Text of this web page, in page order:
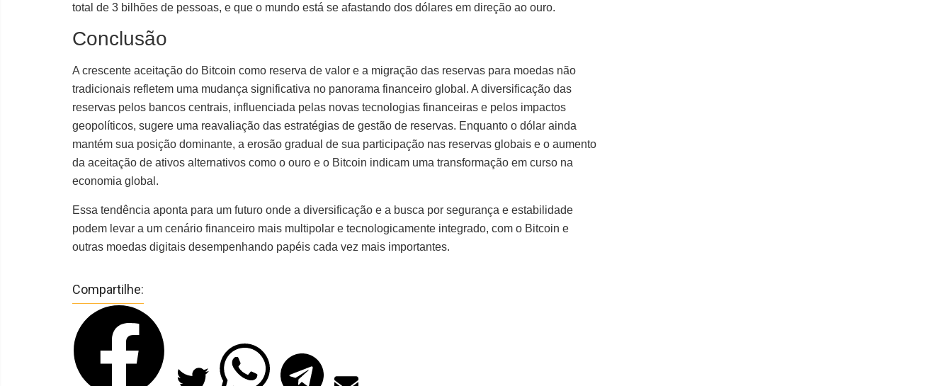
total de 3 bilhões de pessoas, e que o mundo está se afastando dos dólares em direção ao ouro.
Conclusão
A crescente aceitação do Bitcoin como reserva de valor e a migração das reservas para moedas não
tradicionais refletem uma mudança significativa no panorama financeiro global. A diversificação das
reservas pelos bancos centrais, influenciada pelas novas tecnologias financeiras e pelos impactos
geopolíticos, sugere uma reavaliação das estratégias de gestão de reservas. Enquanto o dólar ainda
mantém sua posição dominante, a erosão gradual de sua participação nas reservas globais e o aumento
da aceitação de ativos alternativos como o ouro e o Bitcoin indicam uma transformação em curso na
economia global.
Essa tendência aponta para um futuro onde a diversificação e a busca por segurança e estabilidade
podem levar a um cenário financeiro mais multipolar e tecnologicamente integrado, com o Bitcoin e
outras moedas digitais desempenhando papéis cada vez mais importantes.
Compartilhe: